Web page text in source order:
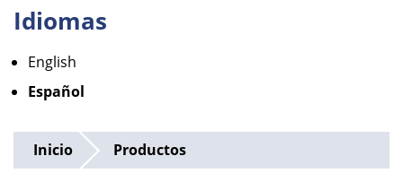
Idiomas
English
Español
Inicio Productos